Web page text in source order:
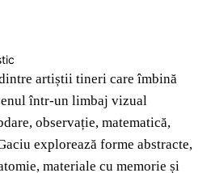
artiștii tineri care îmbină
într-un limbaj vizual
observație, matematică,
explorează forme abstracte,
materiale cu memorie și